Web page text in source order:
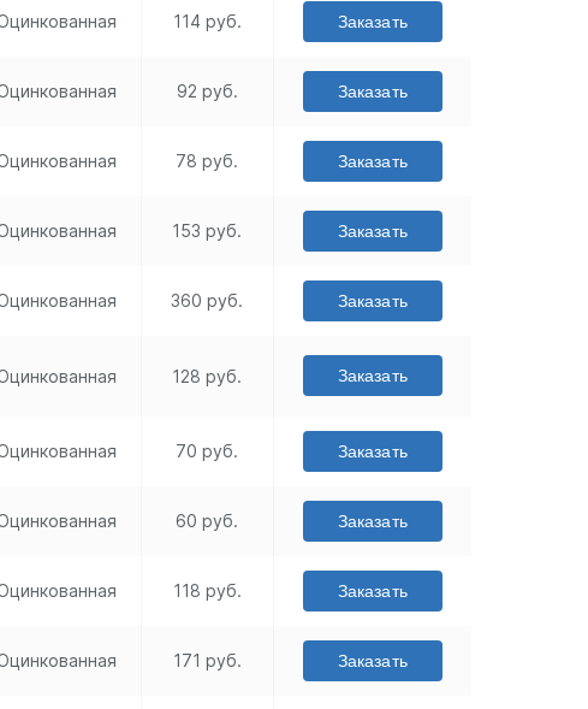
114 руб. Заказать
92 руб. Заказать
78 руб. Заказать
153 руб. Заказать
360 руб. Заказать
128 руб. Заказать
70 руб. Заказать
60 руб. Заказать
118 руб. Заказать
171 руб. Заказать